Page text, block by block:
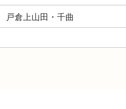
戸倉上山田・千曲